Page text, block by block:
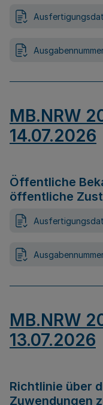
MB.NRW
14.07.2026
Öffentliche
öffentliche
MB.NRW
13.07.2026
Richtlinie über
Zuwendungen